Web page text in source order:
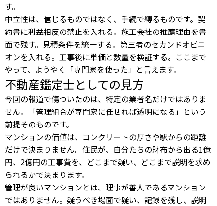
す。
中立性は、信じるものではなく、手続で縛るものです。契
約書に利益相反の禁止を入れる。施工会社の推薦理由を書
面で残す。見積条件を統一する。第三者のセカンドオピニ
オンを入れる。工事後に単価と数量を検証する。ここまで
やって、ようやく「専門家を使った」と言えます。
不動産鑑定士としての見方
今回の報道で傷ついたのは、特定の業者名だけではありま
せん。「管理組合が専門家に任せれば透明になる」という
前提そのものです。
マンションの価値は、コンクリートの厚さや駅からの距離
だけで決まりません。住民が、自分たちの財布から出る1億
円、2億円の工事費を、どこまで疑い、どこまで説明を求め
られるかで決まります。
管理が良いマンションとは、理事が善人であるマンション
ではありません。疑うべき場面で疑い、記録を残し、説明